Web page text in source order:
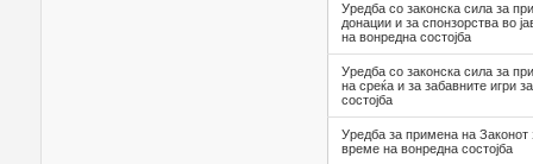
Уредба со законска сила за
донации и за спонзорства во
на вонредна состојба
Уредба со законска сила за
на среќа и за забавните игри
состојба
Уредба за примена на Законот
време на вонредна состојба